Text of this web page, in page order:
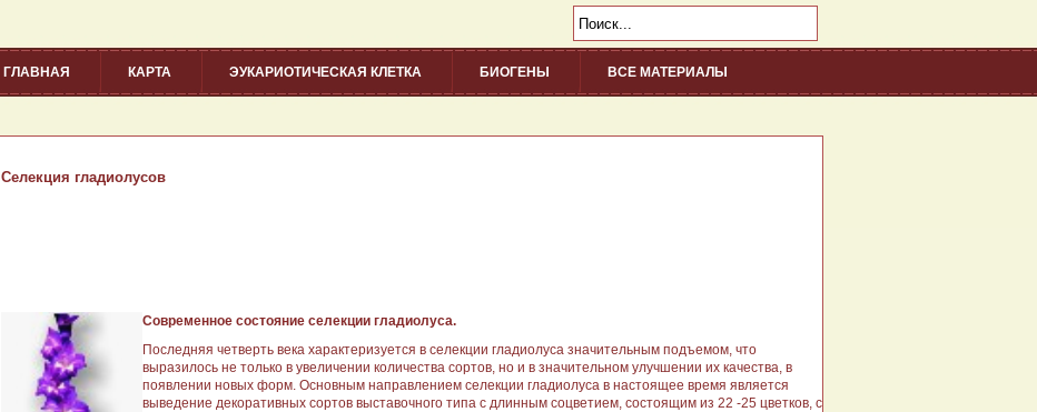
ГЛАВНАЯ КАРТА ЭУКАРИОТИЧЕСКАЯ КЛЕТКА БИОГЕНЫ ВСЕ МАТЕРИАЛЫ
Селекция гладиолусов
Современное состояние селекции гладиолуса.
Последняя четверть века характеризуется в селекции гладиолуса значительным подъемом, что
выразилось не только в увеличении количества сортов, но и в значительном улучшении их качества, в
появлении новых форм. Основным направлением селекции гладиолуса в настоящее время является
выведение декоративных сортов выставочного типа с длинным соцветием, состоящим из 22 -25 цветков, с